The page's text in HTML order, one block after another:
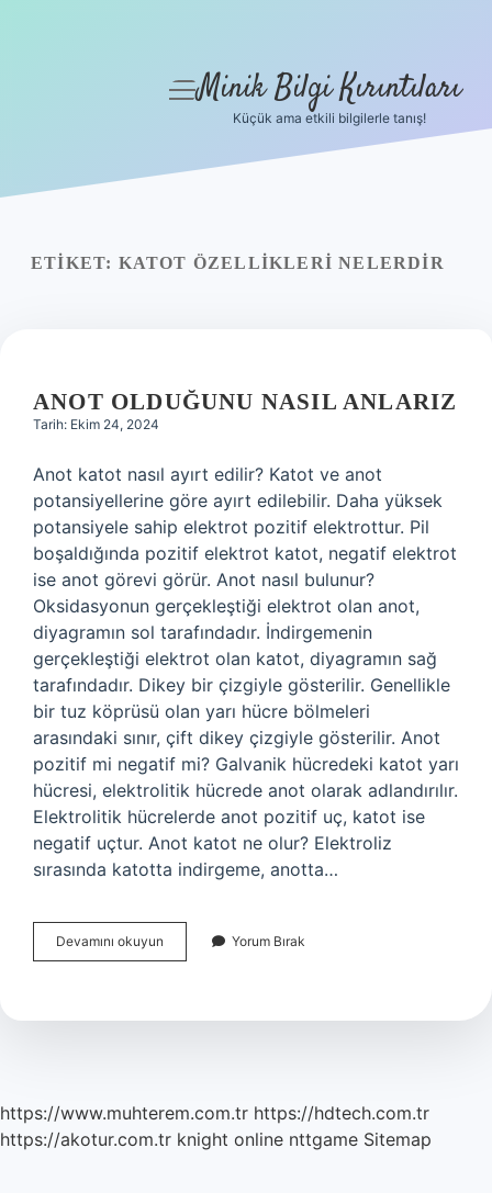
Yasal Uyarı
menüyü
Minik Bilgi Kırıntıları
Küçük ama etkili bilgilerle tanış!
ETIKET: KATOT ÖZELLIKLERI NELERDIR
ANOT OLDUĞUNU NASIL ANLARIZ
Tarih: Ekim 24, 2024
Anot katot nasıl ayırt edilir? Katot ve anot
potansiyellerine göre ayırt edilebilir. Daha yüksek
potansiyele sahip elektrot pozitif elektrottur. Pil
boşaldığında pozitif elektrot katot, negatif elektrot
ise anot görevi görür. Anot nasıl bulunur?
Oksidasyonun gerçekleştiği elektrot olan anot,
diyagramın sol tarafındadır. İndirgemenin
gerçekleştiği elektrot olan katot, diyagramın sağ
tarafındadır. Dikey bir çizgiyle gösterilir. Genellikle
bir tuz köprüsü olan yarı hücre bölmeleri
arasındaki sınır, çift dikey çizgiyle gösterilir. Anot
pozitif mi negatif mi? Galvanik hücredeki katot yarı
hücresi, elektrolitik hücrede anot olarak adlandırılır.
Elektrolitik hücrelerde anot pozitif uç, katot ise
negatif uçtur. Anot katot ne olur? Elektroliz
sırasında katotta indirgeme, anotta…
Devamını okuyun
Olduğunu
Yorum Bırak
https://www.muhterem.com.tr https://hdtech.com.tr
https://akotur.com.tr knight online nttgame Sitemap